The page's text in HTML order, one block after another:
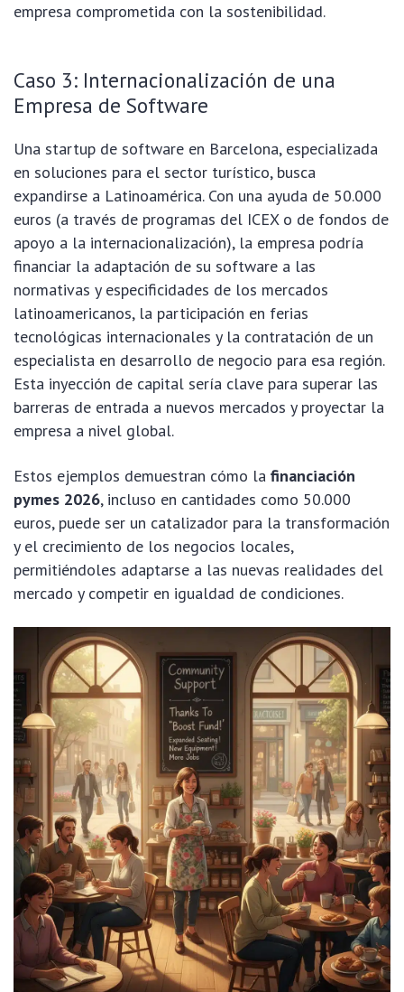
empresa comprometida con la sostenibilidad.
Caso 3: Internacionalización de una
Empresa de Software
Una startup de software en Barcelona, especializada
en soluciones para el sector turístico, busca
expandirse a Latinoamérica. Con una ayuda de 50.000
euros (a través de programas del ICEX o de fondos de
apoyo a la internacionalización), la empresa podría
financiar la adaptación de su software a las
normativas y especificidades de los mercados
latinoamericanos, la participación en ferias
tecnológicas internacionales y la contratación de un
especialista en desarrollo de negocio para esa región.
Esta inyección de capital sería clave para superar las
barreras de entrada a nuevos mercados y proyectar la
empresa a nivel global.
Estos ejemplos demuestran cómo la financiación
pymes 2026, incluso en cantidades como 50.000
euros, puede ser un catalizador para la transformación
y el crecimiento de los negocios locales,
permitiéndoles adaptarse a las nuevas realidades del
mercado y competir en igualdad de condiciones.